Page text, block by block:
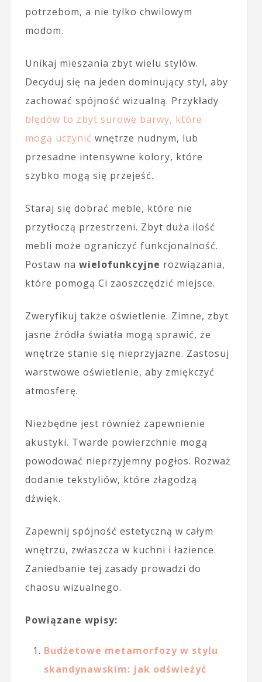
potrzebom, a nie tylko chwilowym
modom.
Unikaj mieszania zbyt wielu stylów.
Decyduj się na jeden dominujący styl, aby
zachować spójność wizualną. Przykłady
błędów to zbyt surowe barwy, które
mogą uczynić wnętrze nudnym, lub
przesadne intensywne kolory, które
szybko mogą się przejeść.
Staraj się dobrać meble, które nie
przytłoczą przestrzeni. Zbyt duża ilość
mebli może ograniczyć funkcjonalność.
Postaw na wielofunkcyjne rozwiązania,
które pomogą Ci zaoszczędzić miejsce.
Zweryfikuj także oświetlenie. Zimne, zbyt
jasne źródła światła mogą sprawić, że
wnętrze stanie się nieprzyjazne. Zastosuj
warstwowe oświetlenie, aby zmiękczyć
atmosferę.
Niezbędne jest również zapewnienie
akustyki. Twarde powierzchnie mogą
powodować nieprzyjemny pogłos. Rozważ
dodanie tekstyliów, które złagodzą
dźwięk.
Zapewnij spójność estetyczną w całym
wnętrzu, zwłaszcza w kuchni i łazience.
Zaniedbanie tej zasady prowadzi do
chaosu wizualnego.
Powiązane wpisy:
Budżetowe metamorfozy w stylu
skandynawskim: jak odświeżyć